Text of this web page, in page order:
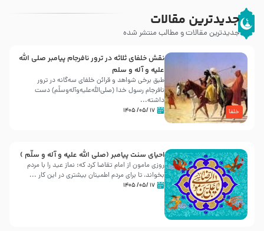
جدیدترین مقالات
جدیدترین مقالات و مطالب منتشر شده
خلفا
نقش خلفای ثلاثه در ترور نافرجام پیامبر صلی الله
علیه و آله و سلم
طبق برخی شواهد و قرائن خلفای سه‌گانه در ترور
نافرجام رسول خدا (صلی‌الله‌علیه‌و‌آله‌وسلّم) دست
داشته‌...
۱۷ /۰۵/ ۱۴۰۵
احیای سنت پیامبر (صلی الله علیه و آله و سلّم )
روزی مامون از امام تقاضا کرد که: نماز عید را با مردم
بخواند، تا برای مردم اطمینان بیشتری در این کار ...
۱۷ /۰۵/ ۱۴۰۵